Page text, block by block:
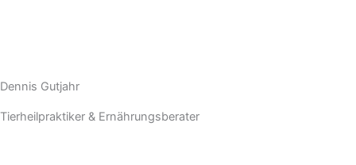
Dennis Gutjahr
Tierheilpraktiker & Ernährungsberater